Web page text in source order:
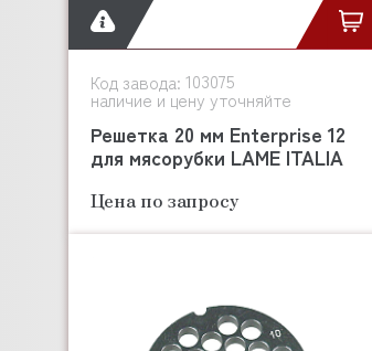
Код завода: 103075
наличие и цену уточняйте
Решетка 20 мм Enterprise 12
для мясорубки LAME ITALIA
Цена по запросу